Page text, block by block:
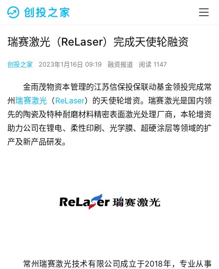
瑞赛激光（ReLaser）完成天使轮融资
创投之家 2023年1月16日 09:19 融资报道 阅读 1147
金雨茂物资本管理的江苏信保投保联动基金领投完成常
州瑞赛激光 （ReLaser）的天使轮增资。瑞赛激光是国内领
先的陶瓷及特种耐磨材料精密表面激光处理厂商，本轮增资
助力公司在锂电、柔性印刷、光学膜、超硬涂层等领域的扩
产及新产品研发。
常州瑞赛激光技术有限公司成立于2018年，专业从事